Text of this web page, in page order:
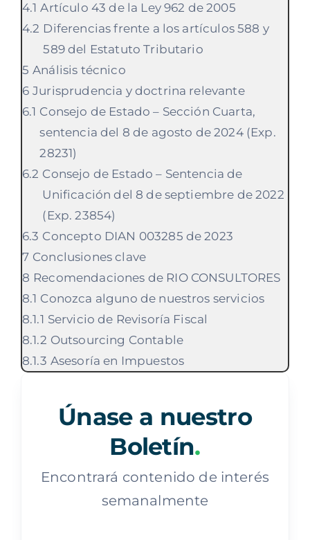
Artículo 43 de la Ley 962 de 2005
Diferencias frente a los artículos 588 y
589 del Estatuto Tributario
Análisis técnico
Jurisprudencia y doctrina relevante
Consejo de Estado – Sección Cuarta,
sentencia del 8 de agosto de 2024 (Exp.
28231)
Consejo de Estado – Sentencia de
Unificación del 8 de septiembre de 2022
(Exp. 23854)
Concepto DIAN 003285 de 2023
Conclusiones clave
Recomendaciones de RIO CONSULTORES
Conozca alguno de nuestros servicios
Servicio de Revisoría Fiscal
Outsourcing Contable
Asesoría en Impuestos
Únase a nuestro
Boletín.
Encontrará contenido de interés
semanalmente